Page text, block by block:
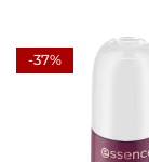
-37%